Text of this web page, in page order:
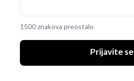
1500 znakova preostalo
Prijavite se